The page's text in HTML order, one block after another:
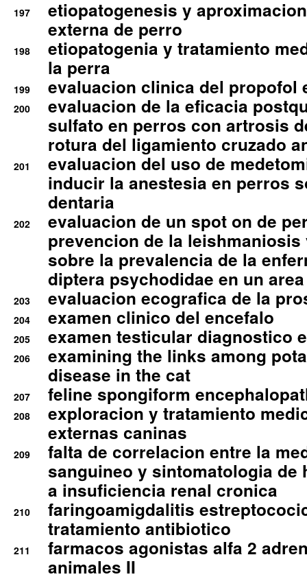
197
etiopatogenesis y
externa de perro
198
etiopatogenia y tratamiento
la perra
199 evaluacion clinica del propofol
200
evaluacion de la eficacia
sulfato en perros con artrosis
rotura del ligamiento cruzado
201
evaluacion del uso de
inducir la anestesia en perros
dentaria
202
evaluacion de un spot on de
prevencion de la
sobre la prevalencia de la
diptera psychodidae en un
203 evaluacion ecografica de la
204 examen clinico del encefalo
205 examen testicular diagnostico
206
examining the links among
disease in the cat
207 feline spongiform
208
exploracion y tratamiento
externas caninas
209
falta de correlacion entre la
sanguineo y sintomatologia de
a insuficiencia renal cronica
210
faringoamigdalitis
tratamiento antibiotico
211
farmacos agonistas alfa 2
animales II